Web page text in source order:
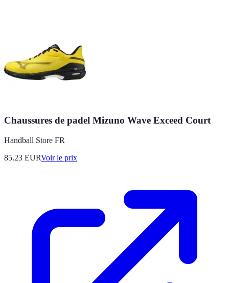
Chaussures de padel Mizuno Wave Exceed Court
Handball Store FR
85.23 EURVoir le prix